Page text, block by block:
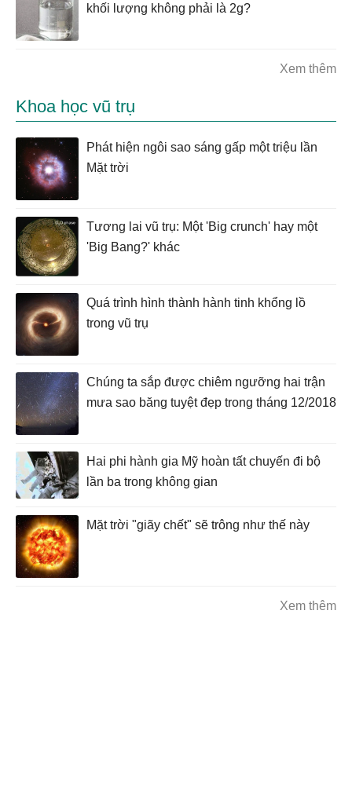
khối lượng không phải là 2g?
Xem thêm
Khoa học vũ trụ
Phát hiện ngôi sao sáng gấp một triệu lần
Mặt trời
Tương lai vũ trụ: Một 'Big crunch' hay một
'Big Bang?' khác
Quá trình hình thành hành tinh khổng lồ
trong vũ trụ
Chúng ta sắp được chiêm ngưỡng hai trận
mưa sao băng tuyệt đẹp trong tháng 12/2018
Hai phi hành gia Mỹ hoàn tất chuyến đi bộ
lần ba trong không gian
Mặt trời "giãy chết" sẽ trông như thế này
Xem thêm